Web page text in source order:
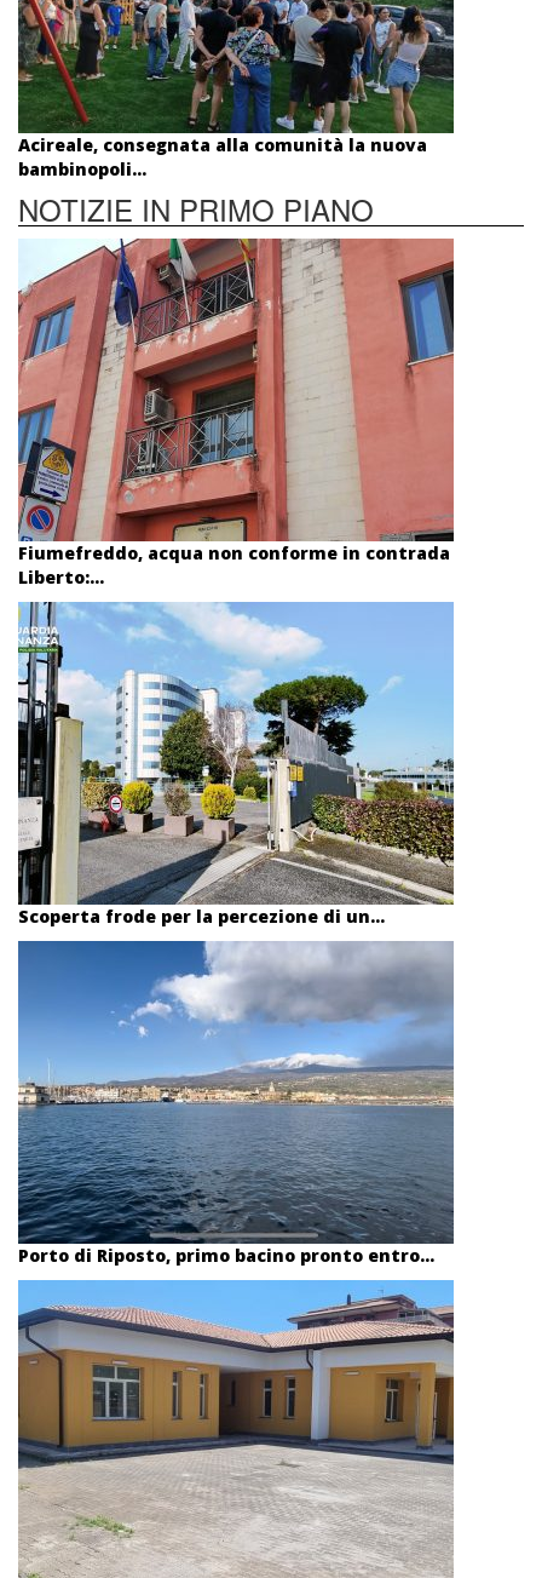
Acireale, consegnata alla comunità la nuova
bambinopoli...
NOTIZIE IN PRIMO PIANO
Fiumefreddo, acqua non conforme in contrada
Liberto:...
Scoperta frode per la percezione di un...
Porto di Riposto, primo bacino pronto entro...